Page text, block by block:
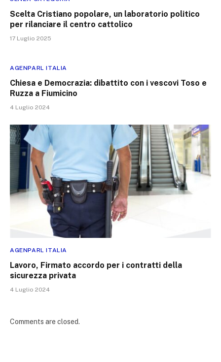
Scelta Cristiano popolare, un laboratorio politico
per rilanciare il centro cattolico
17 Luglio 2025
AGENPARL ITALIA
Chiesa e Democrazia: dibattito con i vescovi Toso e
Ruzza a Fiumicino
4 Luglio 2024
AGENPARL ITALIA
Lavoro, Firmato accordo per i contratti della
sicurezza privata
4 Luglio 2024
Comments are closed.